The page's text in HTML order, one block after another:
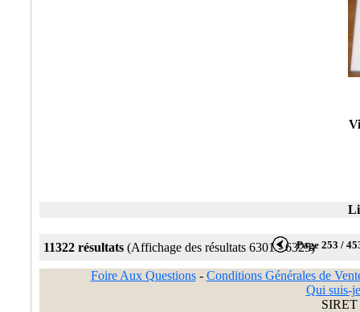
11322 résultats (Affichage des résultats 6301 - 6325)Page 253 /
Foire Aux Questions- Conditions Générales de
Qui suis-
SIRET